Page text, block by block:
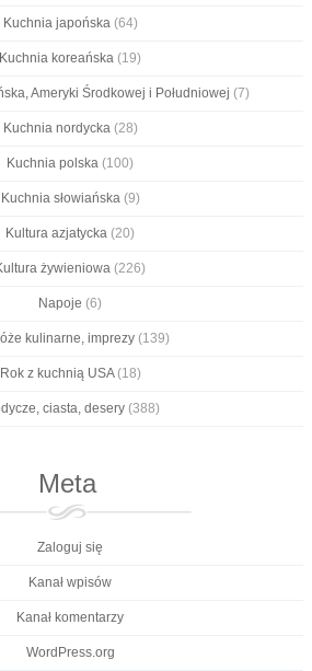
Kuchnia japońska(64)
Kuchnia koreańska (19)
Ameryki Środkowej i Południowej (7)
Kuchnia nordycka(28)
Kuchnia polska (100)
Kuchnia słowiańska(9)
Kultura azjatycka (20)
żywieniowa (226)
Napoje (6)
kulinarne, imprezy(139)
Rok z kuchnią USA(18)
ciasta, desery(388)
Meta
Zaloguj się
Kanał wpisów
Kanał komentarzy
WordPress.org